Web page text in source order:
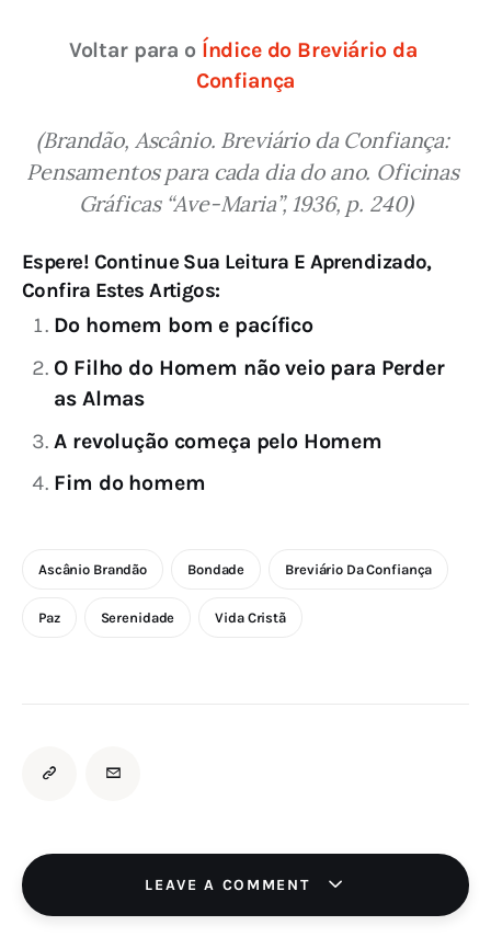
Voltar para o Índice do Breviário da
Confiança
(Brandão, Ascânio. Breviário da Confiança:
Pensamentos para cada dia do ano. Oficinas
Gráficas “Ave-Maria”, 1936, p. 240)
Espere! Continue Sua Leitura E Aprendizado,
Confira Estes Artigos:
Do homem bom e pacífico
O Filho do Homem não veio para Perder
as Almas
A revolução começa pelo Homem
Fim do homem
Ascânio Brandão Bondade Breviário Da Confiança
Paz Serenidade Vida Cristã
LEAVE A COMMENT